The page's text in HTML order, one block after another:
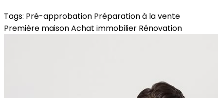
Tags: Pré-approbation Préparation à la vente
Première maisonAchat immobilier Rénovation